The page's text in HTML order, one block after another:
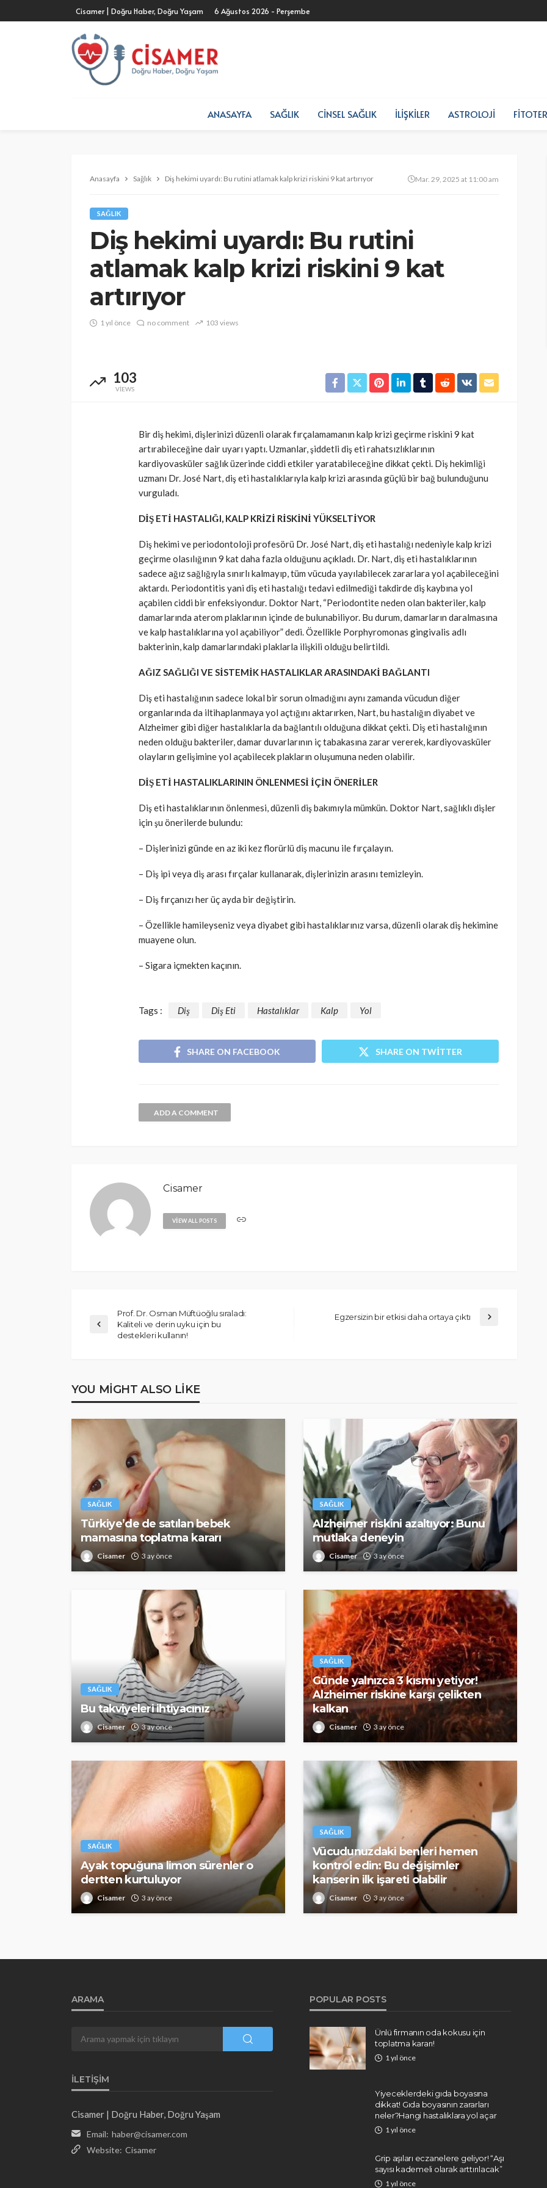
Cisamer | Doğru Haber, Doğru Yaşam 6 Ağustos 2026 - Perşembe
ANASAYFA SAĞLIK CINSEL SAĞLIK İLIŞKILER ASTROLOJI
Anasayfa Sağlık Diş hekimi uyardı: Bu rutini atlamak kalp krizi riskini 9 kat artırıyor Mar. 29, 2025 at 11:00 am
SAĞLIK
Diş hekimi uyardı: Bu rutini
atlamak kalp krizi riskini 9 kat
artırıyor
1 yıl önce no comment 103 views
103
VIEWS
Bir diş hekimi, dişlerinizi düzenli olarak fırçalamamanın kalp krizi geçirme riskini 9 kat
artırabileceğine dair uyarı yaptı. Uzmanlar, şiddetli diş eti rahatsızlıklarının
kardiyovasküler sağlık üzerinde ciddi etkiler yaratabileceğine dikkat çekti. Diş hekimliği
uzmanı Dr. José Nart, diş eti hastalıklarıyla kalp krizi arasında güçlü bir bağ bulunduğunu
vurguladı.
DİŞ ETİ HASTALIĞI, KALP KRİZİ RİSKİNİ YÜKSELTİYOR
Diş hekimi ve periodontoloji profesörü Dr. José Nart, diş eti hastalığı nedeniyle kalp krizi
geçirme olasılığının 9 kat daha fazla olduğunu açıkladı. Dr. Nart, diş eti hastalıklarının
sadece ağız sağlığıyla sınırlı kalmayıp, tüm vücuda yayılabilecek zararlara yol açabileceğini
aktardı. Periodontitis yani diş eti hastalığı tedavi edilmediği takdirde diş kaybına yol
açabilen ciddi bir enfeksiyondur. Doktor Nart, “Periodontite neden olan bakteriler, kalp
damarlarında aterom plaklarının içinde de bulunabiliyor. Bu durum, damarların daralmasına
ve kalp hastalıklarına yol açabiliyor” dedi. Özellikle Porphyromonas gingivalis adlı
bakterinin, kalp damarlarındaki plaklarla ilişkili olduğu belirtildi.
AĞIZ SAĞLIĞI VE SİSTEMİK HASTALIKLAR ARASINDAKİ BAĞLANTI
Diş eti hastalığının sadece lokal bir sorun olmadığını aynı zamanda vücudun diğer
organlarında da iltihaplanmaya yol açtığını aktarırken, Nart, bu hastalığın diyabet ve
Alzheimer gibi diğer hastalıklarla da bağlantılı olduğuna dikkat çekti. Diş eti hastalığının
neden olduğu bakteriler, damar duvarlarının iç tabakasına zarar vererek, kardiyovasküler
olayların gelişimine yol açabilecek plakların oluşumuna neden olabilir.
DİŞ ETİ HASTALIKLARININ ÖNLENMESİ İÇİN ÖNERİLER
Diş eti hastalıklarının önlenmesi, düzenli diş bakımıyla mümkün. Doktor Nart, sağlıklı dişler
için şu önerilerde bulundu:
– Dişlerinizi günde en az iki kez florürlü diş macunu ile fırçalayın.
– Diş ipi veya diş arası fırçalar kullanarak, dişlerinizin arasını temizleyin.
– Diş fırçanızı her üç ayda bir değiştirin.
– Özellikle hamileyseniz veya diyabet gibi hastalıklarınız varsa, düzenli olarak diş hekimine
muayene olun.
– Sigara içmekten kaçının.
Tags : Diş Diş Eti Hastalıklar Kalp Yol
SHARE ON FACEBOOK SHARE ON TWITTER
ADD A COMMENT
Cisamer
VIEW ALL POSTS
Prof. Dr. Osman Müftüoğlu sıraladı:
Kaliteli ve derin uyku için bu
destekleri kullanın!
Egzersizin bir etkisi daha ortaya çıktı
YOU MIGHT ALSO LIKE
SAĞLIK
Türkiye’de de satılan bebek
mamasına toplatma kararı
Cisamer 3 ay önce
SAĞLIK
Alzheimer riskini azaltıyor: Bunu
mutlaka deneyin
Cisamer 3 ay önce
SAĞLIK
Bu takviyeleri ihtiyacınız
Cisamer 3 ay önce
SAĞLIK
Günde yalnızca 3 kısmı yetiyor!
Alzheimer riskine karşı çelikten
kalkan
Cisamer 3 ay önce
SAĞLIK
Ayak topuğuna limon sürenler o
dertten kurtuluyor
Cisamer 3 ay önce
SAĞLIK
Vücudunuzdaki benleri hemen
kontrol edin: Bu değişimler
kanserin ilk işareti olabilir
Cisamer 3 ay önce
Günde yalnızca 3 kısmı
yetiyor! Alzheimer riskine
karşı çelikten kalkan
3 ay önce
SAĞLIK
Türkiye’de de satılan bebek
mamasına toplatma kararı
3 ay önce
ARAMA
İLETIŞIM
Cisamer | Doğru Haber, Doğru Yaşam
Email: haber@cisamer.com
Website: Cisamer
POPULAR POSTS
Ünlü firmanın oda kokusu için
toplatma kararı!
1 yıl önce
Yiyeceklerdeki gıda boyasına
dikkat! Gıda boyasının zararları
neler?Hangi hastalıklara yol açar
1 yıl önce
Grip aşıları eczanelere geliyor! “Aşı
sayısı kademeli olarak arttırılacak”
1 yıl önce